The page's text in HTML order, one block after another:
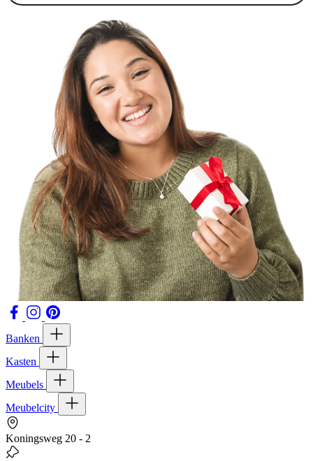
Banken
Kasten
Meubels
Meubelcity
Koningsweg 20 - 2